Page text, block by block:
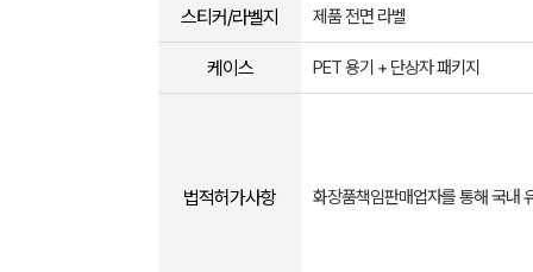
스티커/라벨지 제품 전면 라벨
케이스 PET 용기 + 단상자 패키지
법적허가사항 화장품책임판매업자를 통해 국내